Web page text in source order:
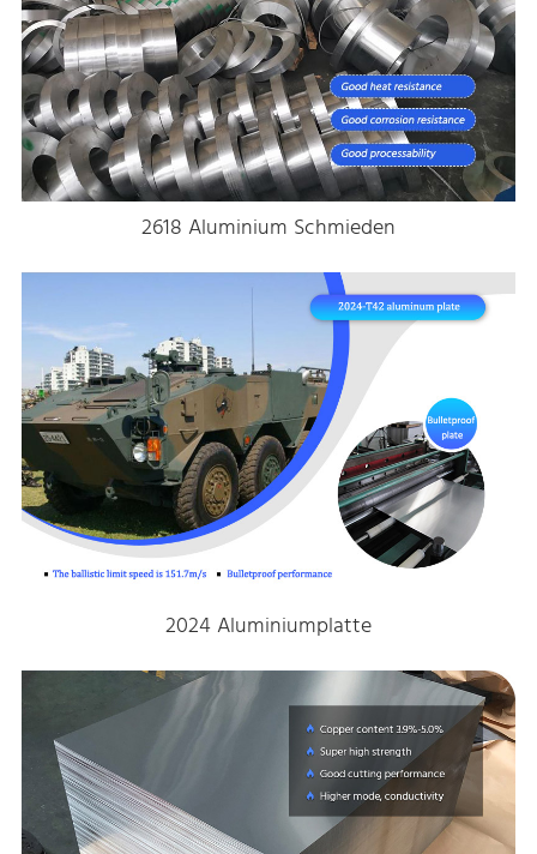
2618 Aluminium Schmieden
2024 Aluminiumplatte